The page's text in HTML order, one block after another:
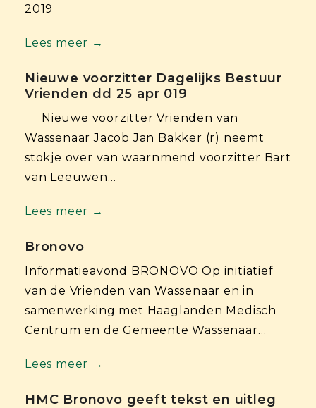
2019
Lees meer →
Nieuwe voorzitter Dagelijks Bestuur
Vrienden dd 25 apr 019
Nieuwe voorzitter Vrienden van
Wassenaar Jacob Jan Bakker (r) neemt
stokje over van waarnmend voorzitter Bart
van Leeuwen…
Lees meer →
Bronovo
Informatieavond BRONOVO Op initiatief
van de Vrienden van Wassenaar en in
samenwerking met Haaglanden Medisch
Centrum en de Gemeente Wassenaar…
Lees meer →
HMC Bronovo geeft tekst en uitleg